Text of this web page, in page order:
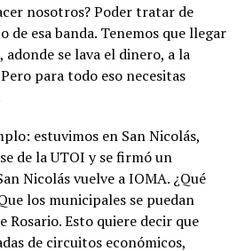
nosotros? Poder tratar de
de esa banda. Tenemos que llegar
se lava el dinero, a la
para todo eso necesitas
estuvimos en San Nicolás,
de la UTOI y se firmó un
Nicolás vuelve a IOMA. ¿Qué
los municipales se puedan
Rosario. Esto quiere decir que
de circuitos económicos,